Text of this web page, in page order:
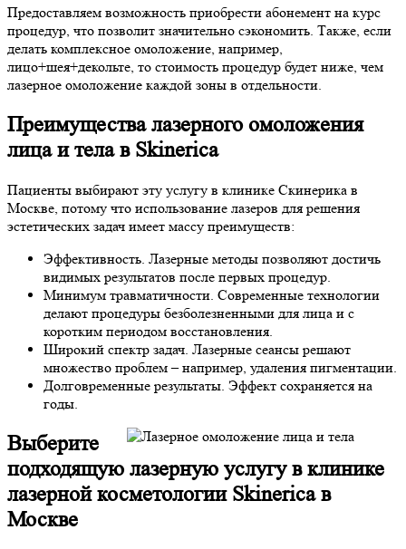
Предоставляем возможность приобрести абонемент на курс
процедур, что позволит значительно сэкономить. Также, если
делать комплексное омоложение, например,
лицо+шея+декольте, то стоимость процедур будет ниже, чем
лазерное омоложение каждой зоны в отдельности.
Преимущества лазерного омоложения
лица и тела в Skinerica
Пациенты выбирают эту услугу в клинике Скинерика в
Москве, потому что использование лазеров для решения
эстетических задач имеет массу преимуществ:
Эффективность. Лазерные методы позволяют достичь
видимых результатов после первых процедур.
Минимум травматичности. Современные технологии
делают процедуры безболезненными для лица и с
коротким периодом восстановления.
Широкий спектр задач. Лазерные сеансы решают
множество проблем – например, удаления пигментации.
Долговременные результаты. Эффект сохраняется на
годы.
Выберите
подходящую лазерную услугу в клинике
лазерной косметологии Skinerica в
Москве